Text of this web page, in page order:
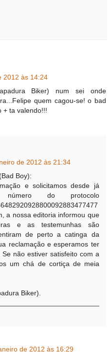
2012 às 14:24
Biker) num sei onde
quem cagou-se! o bad
+ ta valendo!!!
de 2012 às 21:34
Boy):
e solicitamos desde já
do protocolo
a nossa editoria informou que
e as testemunhas são
de perto a catinga da
reclamação e esperamos ter
não estiver satisfeito com a
um chá de cortiça de meia
Biker).
de 2012 às 16:29